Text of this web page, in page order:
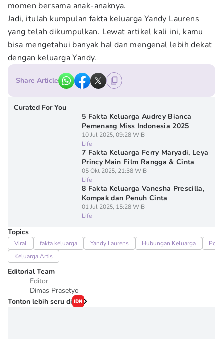
momen bersama anak-anaknya.
Jadi, itulah kumpulan fakta keluarga Yandy Laurens
yang telah dikumpulkan. Lewat artikel kali ini, kamu
bisa mengetahui banyak hal dan mengenal lebih dekat
dengan keluarga Yandy.
Share Article
Curated For You
5 Fakta Keluarga Audrey Bianca
Pemenang Miss Indonesia 2025
10 Jul 2025, 09:28 WIB
Life
7 Fakta Keluarga Ferry Maryadi, Leya
Princy Main Film Rangga & Cinta
05 Okt 2025, 21:38 WIB
Life
8 Fakta Keluarga Vanesha Prescilla,
Kompak dan Penuh Cinta
01 Jul 2025, 15:28 WIB
Life
Topics
Viral fakta keluarga Yandy Laurens Hubungan Keluarga
Keluarga Artis
Editorial Team
Editor
Dimas Prasetyo
Tonton lebih seru di